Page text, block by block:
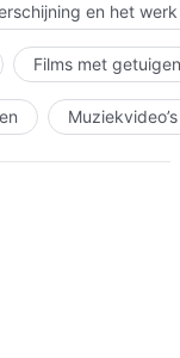
en het
Films met
Muziekvideo’s